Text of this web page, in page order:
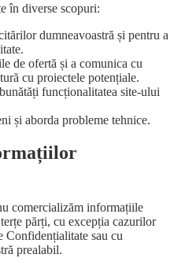
în diverse scopuri:
dumneavoastră și pentru a
de ofertă și a comunica cu
cu proiectele potențiale.
funcționalitatea site-ului
și aborda probleme tehnice.
comercializăm informațiile
părți, cu excepția cazurilor
Confidențialitate sau cu
prealabil.